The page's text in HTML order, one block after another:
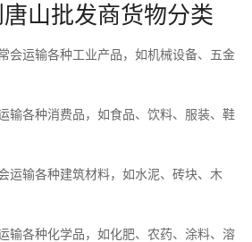
山批发商货物分类
会运输各种工业产品，如机械设备、五金
输各种消费品，如食品、饮料、服装、鞋
运输各种建筑材料，如水泥、砖块、木
输各种化学品，如化肥、农药、涂料、溶